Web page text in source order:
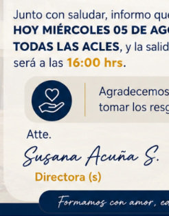
CALENDARIO DE
Miércoles 05: Jornada
Lunes 03: Feria de la
asiste IV°A y IV°B
Ver Todos